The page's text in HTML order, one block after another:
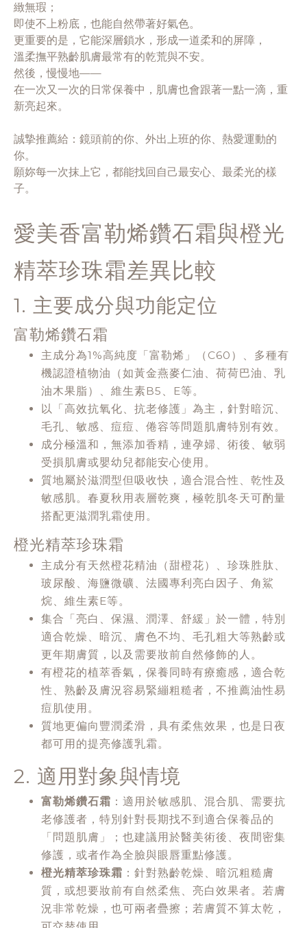
緻無瑕；
即使不上粉底，也能自然帶著好氣色。
更重要的是，它能深層鎖水，形成一道柔和的屏障，
溫柔撫平熟齡肌膚最常有的乾荒與不安。
然後，慢慢地——
在一次又一次的日常保養中，肌膚也會跟著一點一滴，重
新亮起來。
誠摯推薦給：鏡頭前的你、外出上班的你、熱愛運動的
你。
願妳每一次抹上它，都能找回自己最安心、最柔光的樣
子。
愛美香富勒烯鑽石霜與橙光
精萃珍珠霜差異比較
1. 主要成分與功能定位
富勒烯鑽石霜
主成分為1%高純度「富勒烯」（C60）、多種有
機認證植物油（如黃金燕麥仁油、荷荷巴油、乳
油木果脂）、維生素B5、E等。
以「高效抗氧化、抗老修護」為主，針對暗沉、
毛孔、敏感、痘痘、倦容等問題肌膚特別有效。
成分極溫和，無添加香精，連孕婦、術後、敏弱
受損肌膚或嬰幼兒都能安心使用。
質地屬於滋潤型但吸收快，適合混合性、乾性及
敏感肌。春夏秋用表層乾爽，極乾肌冬天可酌量
搭配更滋潤乳霜使用。
橙光精萃珍珠霜
主成分有天然橙花精油（甜橙花）、珍珠胜肽、
玻尿酸、海鹽微礦、法國專利亮白因子、角鯊
烷、維生素E等。
集合「亮白、保濕、潤澤、舒緩」於一體，特別
適合乾燥、暗沉、膚色不均、毛孔粗大等熟齡或
更年期膚質，以及需要妝前自然修飾的人。
有橙花的植萃香氣，保養同時有療癒感，適合乾
性、熟齡及膚況容易緊繃粗糙者，不推薦油性易
痘肌使用。
質地更偏向豐潤柔滑，具有柔焦效果，也是日夜
都可用的提亮修護乳霜。
2. 適用對象與情境
富勒烯鑽石霜 ：適用於敏感肌、混合肌、需要抗
老修護者，特別針對長期找不到適合保養品的
「問題肌膚」；也建議用於醫美術後、夜間密集
修護，或者作為全臉與眼唇重點修護。
橙光精萃珍珠霜 ：針對熟齡乾燥、暗沉粗糙膚
質，或想要妝前有自然柔焦、亮白效果者。若膚
況非常乾燥，也可兩者疊擦；若膚質不算太乾，